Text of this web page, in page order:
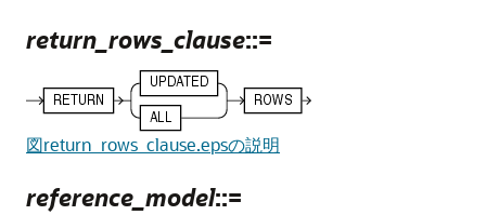
return_rows_clause::=
図return_rows_clause.epsの説明
reference_model::=